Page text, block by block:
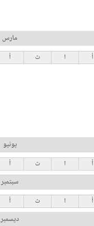
مارس
أ ا ث أ
يونيو
أ ا ث أ
سبتمبر
أ ا ث أ
ديسمبر